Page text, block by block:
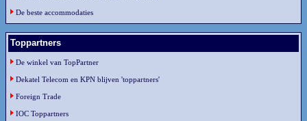
De beste accommodaties
Toppartners
De winkel van TopPartner
Dekatel Telecom en KPN blijven 'toppartners'
Foreign Trade
IOC Toppartners